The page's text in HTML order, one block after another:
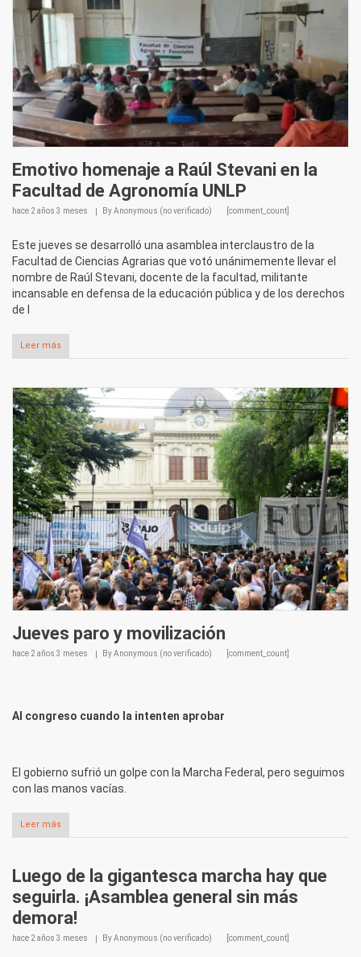
Emotivo homenaje a Raúl Stevani en la
Facultad de Agronomía UNLP
hace 2 años 3 meses ByAnonymous (no verificado) [comment_count]
Este jueves se desarrolló una asamblea interclaustro de la
Facultad de Ciencias Agrarias que votó unánimemente llevar el
nombre de Raúl Stevani, docente de la facultad, militante
incansable en defensa de la educación pública y de los derechos
de l
Leer más
Jueves paro y movilización
hace 2 años 3 meses ByAnonymous (no verificado) [comment_count]
Al congreso cuando la intenten aprobar
El gobierno sufrió un golpe con la Marcha Federal, pero seguimos
con las manos vacías.
Leer más
Luego de la gigantesca marcha hay que
seguirla. ¡Asamblea general sin más
demora!
hace 2 años 3 meses ByAnonymous (no verificado) [comment_count]